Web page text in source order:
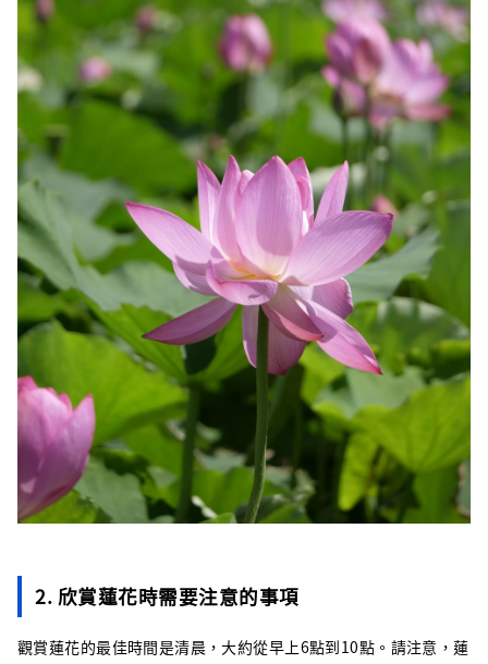
2. 欣賞蓮花時需要注意的事項
觀賞蓮花的最佳時間是清晨，大約從早上6點到10點。請注意，蓮